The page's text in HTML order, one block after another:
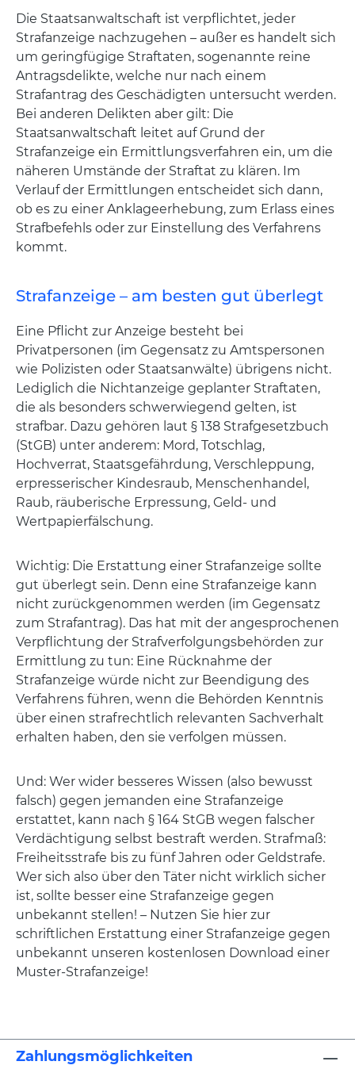
Die Staatsanwaltschaft ist verpflichtet, jeder
Strafanzeige nachzugehen – außer es handelt sich
um geringfügige Straftaten, sogenannte reine
Antragsdelikte, welche nur nach einem
Strafantrag des Geschädigten untersucht werden.
Bei anderen Delikten aber gilt: Die
Staatsanwaltschaft leitet auf Grund der
Strafanzeige ein Ermittlungsverfahren ein, um die
näheren Umstände der Straftat zu klären. Im
Verlauf der Ermittlungen entscheidet sich dann,
ob es zu einer Anklageerhebung, zum Erlass eines
Strafbefehls oder zur Einstellung des Verfahrens
kommt.
Strafanzeige – am besten gut überlegt
Eine Pflicht zur Anzeige besteht bei
Privatpersonen (im Gegensatz zu Amtspersonen
wie Polizisten oder Staatsanwälte) übrigens nicht.
Lediglich die Nichtanzeige geplanter Straftaten,
die als besonders schwerwiegend gelten, ist
strafbar. Dazu gehören laut § 138 Strafgesetzbuch
(StGB) unter anderem: Mord, Totschlag,
Hochverrat, Staatsgefährdung, Verschleppung,
erpresserischer Kindesraub, Menschenhandel,
Raub, räuberische Erpressung, Geld- und
Wertpapierfälschung.
Wichtig: Die Erstattung einer Strafanzeige sollte
gut überlegt sein. Denn eine Strafanzeige kann
nicht zurückgenommen werden (im Gegensatz
zum Strafantrag). Das hat mit der angesprochenen
Verpflichtung der Strafverfolgungsbehörden zur
Ermittlung zu tun: Eine Rücknahme der
Strafanzeige würde nicht zur Beendigung des
Verfahrens führen, wenn die Behörden Kenntnis
über einen strafrechtlich relevanten Sachverhalt
erhalten haben, den sie verfolgen müssen.
Und: Wer wider besseres Wissen (also bewusst
falsch) gegen jemanden eine Strafanzeige
erstattet, kann nach § 164 StGB wegen falscher
Verdächtigung selbst bestraft werden. Strafmaß:
Freiheitsstrafe bis zu fünf Jahren oder Geldstrafe.
Wer sich also über den Täter nicht wirklich sicher
ist, sollte besser eine Strafanzeige gegen
unbekannt stellen! – Nutzen Sie hier zur
schriftlichen Erstattung einer Strafanzeige gegen
unbekannt unseren kostenlosen Download einer
Muster-Strafanzeige!
Zahlungsmöglichkeiten